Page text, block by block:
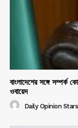
বাংলাদেশের সঙ্গে সম্পর্ক
ওবায়েদ
Daily Opinion Stars